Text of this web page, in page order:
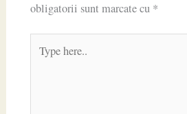
obligatorii sunt marcate cu *
here..